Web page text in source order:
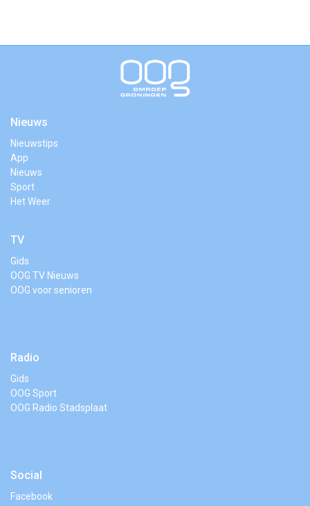
Nieuws
Nieuwstips
App
Nieuws
Sport
Het Weer
TV
Gids
OOG TV Nieuws
OOG voor senioren
Radio
Gids
OOG Sport
OOG Radio Stadsplaat
Social
Facebook